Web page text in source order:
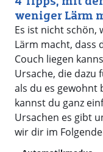
weniger Lärm
Es ist nicht schön,
Lärm macht, dass
Couch liegen
Ursache, die dazu
als du es gewohnt
kannst du ganz
Ursachen es gibt
wir dir im